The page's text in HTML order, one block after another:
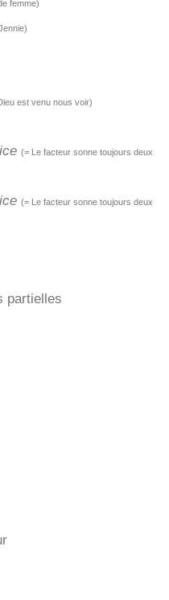
femme)
est venu nous voir)
(= Le facteur sonne toujours deux
(= Le facteur sonne toujours deux
partielles